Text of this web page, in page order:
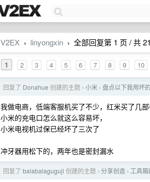
V2EX › linyongxin › 全部回复第 1 页 / 共
1 2 3 4 5 6 7 8 9 10
回复了 Donahue 创建的主题 › 小米 › 盘点以下我用坏
我做电商，低端客服机买了不少，红米买了几
小米的充电口怎么就这么容易坏，
小米电视机过保已经坏了三次了
冲牙器用松下的，两年也是密封漏水
回复了 balabalaguguji 创建的主题 › 分享创造 › 工具